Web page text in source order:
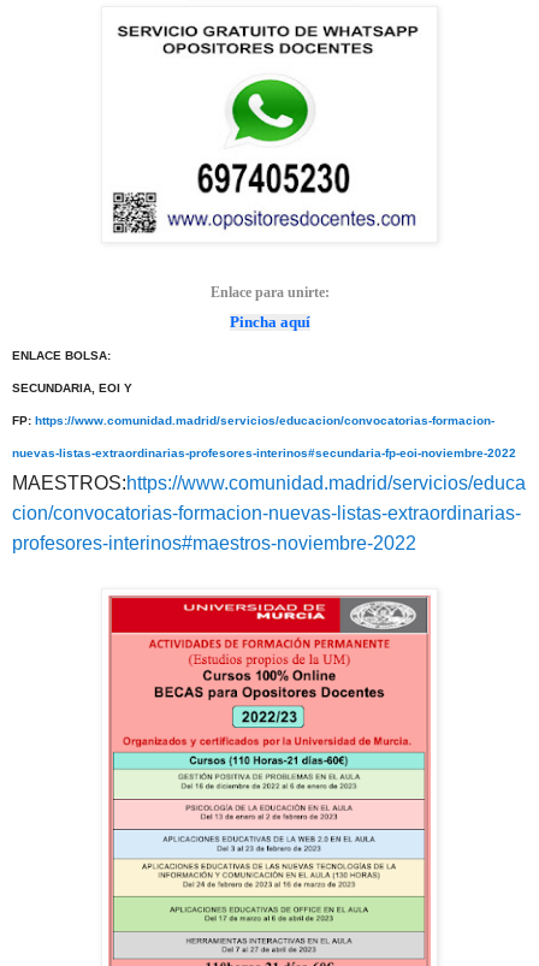
Enlace para unirte:
Pincha aquí
ENLACE BOLSA:
SECUNDARIA, EOI Y
FP: https://www.comunidad.madrid/servicios/educacion/convocatorias-formacion-
nuevas-listas-extraordinarias-profesores-interinos#secundaria-fp-eoi-noviembre-2022
MAESTROS:https://www.comunidad.madrid/servicios/educa
cion/convocatorias-formacion-nuevas-listas-extraordinarias-
profesores-interinos#maestros-noviembre-2022